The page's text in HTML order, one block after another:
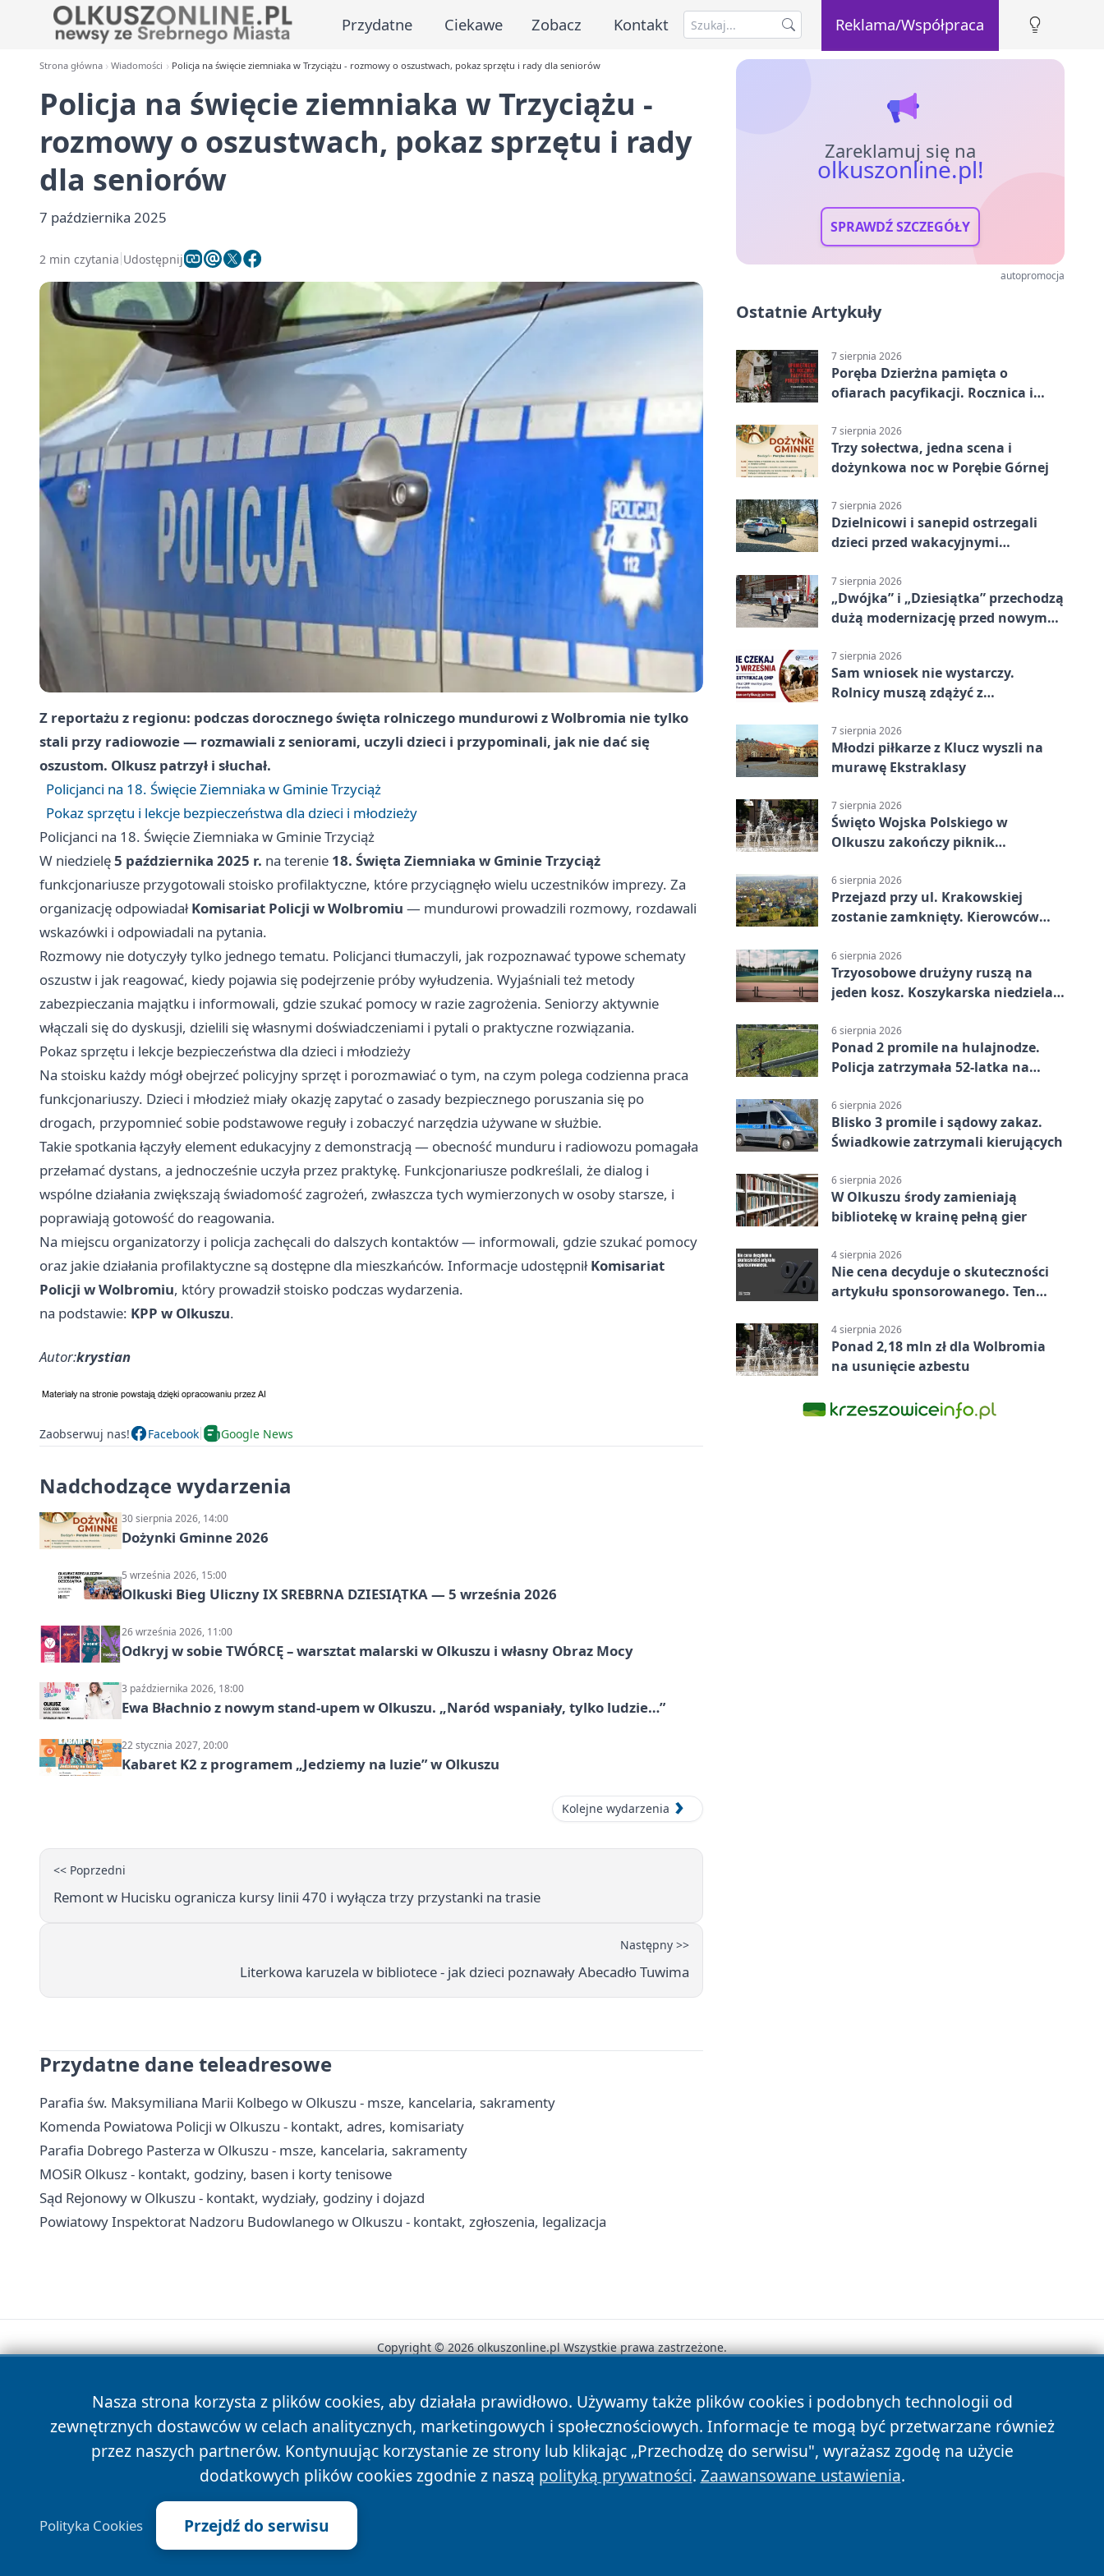
Przydatne Ciekawe Zobacz Kontakt Reklama/Współpraca
Strona główna Wiadomości Policja na święcie ziemniaka w Trzyciążu - rozmowy o oszustwach, pokaz sprzętu i rady dla seniorów
Policja na święcie ziemniaka w Trzyciążu -
rozmowy o oszustwach, pokaz sprzętu i rady
dla seniorów
7 października 2025
2 min czytania Udostępnij
Z reportażu z regionu: podczas dorocznego święta rolniczego mundurowi z Wolbromia nie tylko
stali przy radiowozie — rozmawiali z seniorami, uczyli dzieci i przypominali, jak nie dać się
oszustom. Olkusz patrzył i słuchał.
Policjanci na 18. Święcie Ziemniaka w Gminie Trzyciąż
Pokaz sprzętu i lekcje bezpieczeństwa dla dzieci i młodzieży
Policjanci na 18. Święcie Ziemniaka w Gminie Trzyciąż
W niedzielę5 października 2025 r. na terenie 18. Święta Ziemniaka w Gminie Trzyciąż
funkcjonariusze przygotowali stoisko profilaktyczne, które przyciągnęło wielu uczestników imprezy. Za
organizację odpowiadałKomisariat Policji w Wolbromiu — mundurowi prowadzili rozmowy, rozdawali
wskazówki i odpowiadali na pytania.
Rozmowy nie dotyczyły tylko jednego tematu. Policjanci tłumaczyli, jak rozpoznawać typowe schematy
oszustw i jak reagować, kiedy pojawia się podejrzenie próby wyłudzenia. Wyjaśniali też metody
zabezpieczania majątku i informowali, gdzie szukać pomocy w razie zagrożenia. Seniorzy aktywnie
włączali się do dyskusji, dzielili się własnymi doświadczeniami i pytali o praktyczne rozwiązania.
Pokaz sprzętu i lekcje bezpieczeństwa dla dzieci i młodzieży
Na stoisku każdy mógł obejrzeć policyjny sprzęt i porozmawiać o tym, na czym polega codzienna praca
funkcjonariuszy. Dzieci i młodzież miały okazję zapytać o zasady bezpiecznego poruszania się po
drogach, przypomnieć sobie podstawowe reguły i zobaczyć narzędzia używane w służbie.
Takie spotkania łączyły element edukacyjny z demonstracją — obecność munduru i radiowozu pomagała
przełamać dystans, a jednocześnie uczyła przez praktykę. Funkcjonariusze podkreślali, że dialog i
wspólne działania zwiększają świadomość zagrożeń, zwłaszcza tych wymierzonych w osoby starsze, i
poprawiają gotowość do reagowania.
Na miejscu organizatorzy i policja zachęcali do dalszych kontaktów — informowali, gdzie szukać pomocy
oraz jakie działania profilaktyczne są dostępne dla mieszkańców. Informacje udostępniłKomisariat
Policji w Wolbromiu, który prowadził stoisko podczas wydarzenia.
na podstawie: KPP w Olkuszu.
Autor:krystian
Zaobserwuj nas! Facebook Google News
Nadchodzące wydarzenia
30 sierpnia 2026, 14:00
Dożynki Gminne 2026
5 września 2026, 15:00
Olkuski Bieg Uliczny IX SREBRNA DZIESIĄTKA — 5 września 2026
26 września 2026, 11:00
Odkryj w sobie TWÓRCĘ – warsztat malarski w Olkuszu i własny Obraz Mocy
3 października 2026, 18:00
Ewa Błachnio z nowym stand-upem w Olkuszu. „Naród wspaniały, tylko ludzie…”
22 stycznia 2027, 20:00
Kabaret K2 z programem „Jedziemy na luzie” w Olkuszu
Kolejne wydarzenia
<< Poprzedni
Remont w Hucisku ogranicza kursy linii 470 i wyłącza trzy przystanki na trasie
Następny >>
Literkowa karuzela w bibliotece - jak dzieci poznawały Abecadło Tuwima
Przydatne dane teleadresowe
Parafia św. Maksymiliana Marii Kolbego w Olkuszu - msze, kancelaria, sakramenty
Komenda Powiatowa Policji w Olkuszu - kontakt, adres, komisariaty
Parafia Dobrego Pasterza w Olkuszu - msze, kancelaria, sakramenty
MOSiR Olkusz - kontakt, godziny, basen i korty tenisowe
Sąd Rejonowy w Olkuszu - kontakt, wydziały, godziny i dojazd
Powiatowy Inspektorat Nadzoru Budowlanego w Olkuszu - kontakt, zgłoszenia, legalizacja
Zareklamuj się na
olkuszonline.pl!
SPRAWDŹ SZCZEGÓŁY
autopromocja
Ostatnie Artykuły
7 sierpnia 2026
Poręba Dzierżna pamięta o
ofiarach pacyfikacji. Rocznica i
7 sierpnia 2026
Trzy sołectwa, jedna scena i
dożynkowa noc w Porębie Górnej
7 sierpnia 2026
Dzielnicowi i sanepid ostrzegali
dzieci przed wakacyjnymi
7 sierpnia 2026
„Dwójka” i „Dziesiątka” przechodzą
dużą modernizację przed nowym
7 sierpnia 2026
Sam wniosek nie wystarczy.
Rolnicy muszą zdążyć z
7 sierpnia 2026
Młodzi piłkarze z Klucz wyszli na
murawę Ekstraklasy
7 sierpnia 2026
Święto Wojska Polskiego w
Olkuszu zakończy piknik
6 sierpnia 2026
Przejazd przy ul. Krakowskiej
zostanie zamknięty. Kierowców
6 sierpnia 2026
Trzyosobowe drużyny ruszą na
jeden kosz. Koszykarska niedziela
6 sierpnia 2026
Ponad 2 promile na hulajnodze.
Policja zatrzymała 52-latka na
6 sierpnia 2026
Blisko 3 promile i sądowy zakaz.
Świadkowie zatrzymali kierujących
6 sierpnia 2026
W Olkuszu środy zamieniają
bibliotekę w krainę pełną gier
4 sierpnia 2026
Nie cena decyduje o skuteczności
artykułu sponsorowanego. Ten
4 sierpnia 2026
Ponad 2,18 mln zł dla Wolbromia
na usunięcie azbestu
Nasza strona korzysta z plików cookies, aby działała prawidłowo. Używamy także plików cookies i podobnych technologii od
zewnętrznych dostawców w celach analitycznych, marketingowych i społecznościowych. Informacje te mogą być przetwarzane również
przez naszych partnerów. Kontynuując korzystanie ze strony lub klikając „Przechodzę do serwisu", wyrażasz zgodę na użycie
dodatkowych plików cookies zgodnie z naszą polityką prywatności. Zaawansowane ustawienia.
Polityka Cookies Przejdź do serwisu
Copyright © 2026 olkuszonline.pl Wszystkie prawa zastrzeżone.
News Autorzy Polityka Prywatności Polityka Cookies